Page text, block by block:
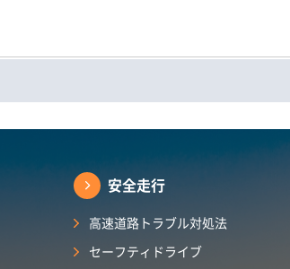
安全走行
高速道路トラブル対処法
セーフティドライブ